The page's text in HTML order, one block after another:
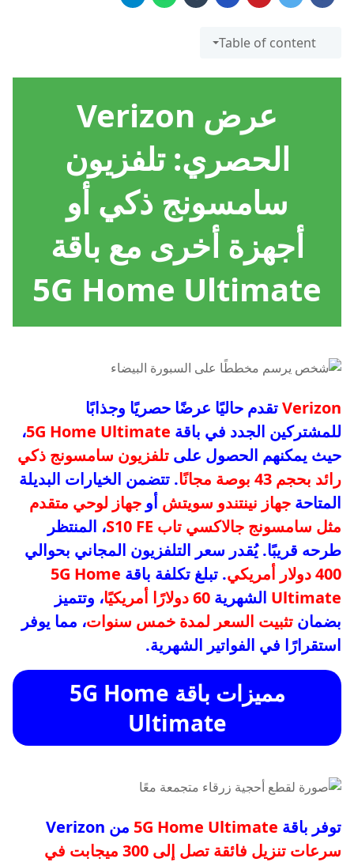
Table of content
عرض Verizon
الحصري: تلفزيون
سامسونج ذكي أو
أجهزة أخرى مع باقة
5G Home Ultimate
Verizonتقدم حاليًا عرضًا حصريًا وجذابًا
للمشتركين الجدد في باقة 5G Home Ultimate،
حيث يمكنهم الحصول على تلفزيون سامسونج ذكي
رائد بحجم 43 بوصة مجانًا
. تتضمن الخيارات البديلة
المتاحة جهاز نينتندو سويتش أو جهاز لوحي متقدم
مثل سامسونج جالاكسي تاب S10 FE
، المنتظر
طرحه قريبًا. يُقدر سعر التلفزيون المجاني بحوالي
400 دولار أمريكي
. تبلغ تكلفة باقة 5G Home
Ultimate الشهرية 60 دولارًا أمريكيًا
، وتتميز
بضمان تثبيت السعر لمدة خمس سنوات، مما يوفر
استقرارًا في الفواتير الشهرية.
مميزات باقة 5G Home
Ultimate
توفر باقة 5G Home Ultimate من Verizon
سرعات تنزيل فائقة تصل إلى 300 ميجابت في